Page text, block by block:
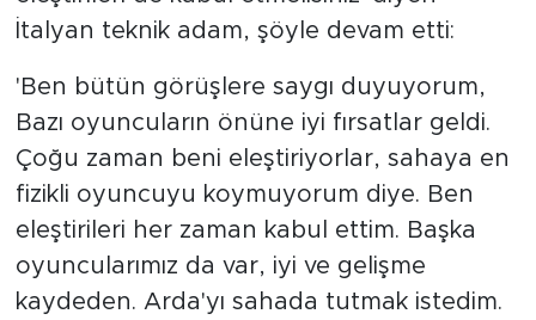
İtalyan teknik adam, şöyle devam etti:
'Ben bütün görüşlere saygı duyuyorum,
Bazı oyuncuların önüne iyi fırsatlar geldi.
Çoğu zaman beni eleştiriyorlar, sahaya en
fizikli oyuncuyu koymuyorum diye. Ben
eleştirileri her zaman kabul ettim. Başka
oyuncularımız da var, iyi ve gelişme
kaydeden. Arda'yı sahada tutmak istedim.